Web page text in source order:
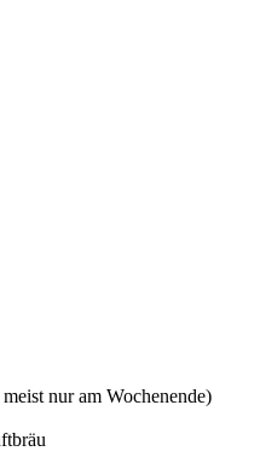
nur am Wochenende)